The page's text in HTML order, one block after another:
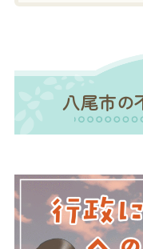
八尾市の